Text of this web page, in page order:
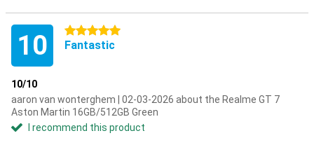
10 5 stars
Fantastic
10/10
aaron van wonterghem | 02-03-2026 about the Realme GT 7
Aston Martin 16GB/512GB Green
I recommend this product